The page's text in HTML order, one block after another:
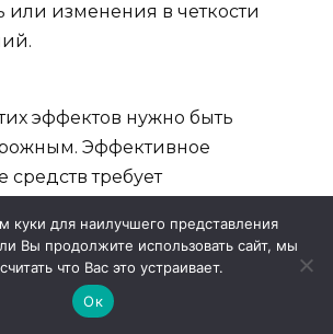
или изменения в четкости
эффектов нужно быть
Эффективное
средств требует
реакции на препараты. В
каких-либо побочных
немедленно
куки для наилучшего представления
Вы продолжите использовать сайт, мы
что Вас это устраивает.
Ок